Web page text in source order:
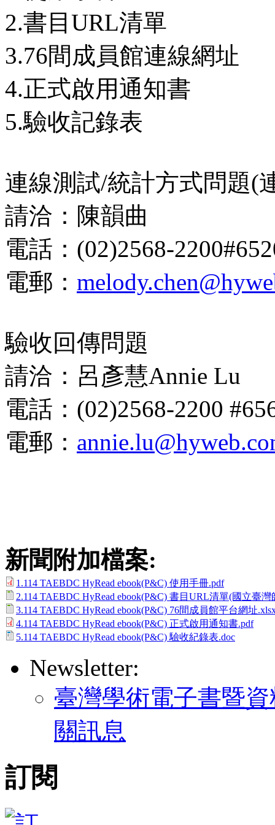
2.書目URL清單
3.76間成員館連線網址
4.正式啟用通知書
5.驗收記錄表
連線測試/統計方式問題(
請洽：陳韻曲
電話：(02)2568-
電郵：
驗收回傳問題
請洽：呂彥慧Annie Lu
電話：(02)2568-2200
電郵：
新聞附加檔案:
1.114 TAEBDC HyRead ebook(P&C) 使用手冊.pdf
2.114 TAEBDC HyRead ebook(P&C) 書目URL清單(國立臺
3.114 TAEBDC HyRead ebook(P&C) 76間成員館平台網址
4.114 TAEBDC HyRead ebook(P&C) 正式啟用通知書.pdf
5.114 TAEBDC HyRead ebook(P&C) 驗收紀錄表.doc
Newsletter:
臺灣學術電子書暨
關訊息
訂閱